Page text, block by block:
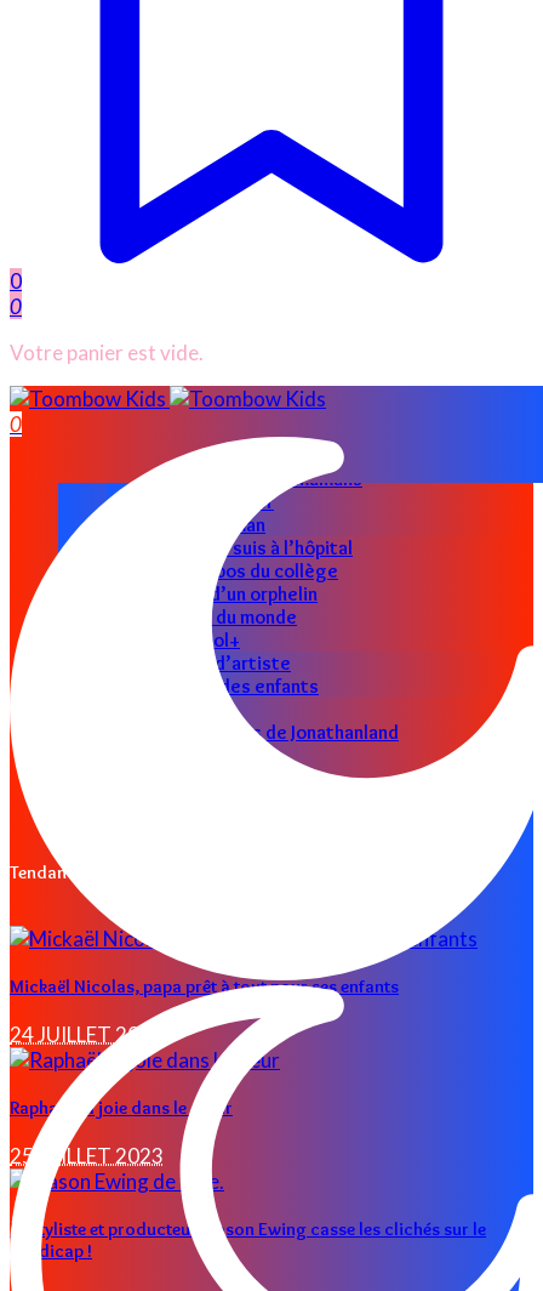
0
0
Votre panier est vide.
0
ACCUEIL
Nos parents
Les astuces des mamans
Papas au foyer
Super maman
Allo docteur je suis à l’hôpital
Les petits bobos du collège
Le clin d’œil d’un orphelin
Le petit tour du monde
Toombow Cool+
Graine d’artiste
Les pro des enfants
Les petits secrets de Jonathanland
Tendances
Mickaël Nicolas, papa prêt à tout pour ses enfants
24 JUILLET 2023
Raphaël, la joie dans le cœur
25 JUILLET 2023
Le styliste et producteur Mason Ewing casse les clichés sur le
handicap !